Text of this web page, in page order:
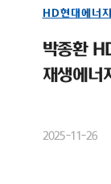
HD현대에너
박종환
재생에너
2025-11-26